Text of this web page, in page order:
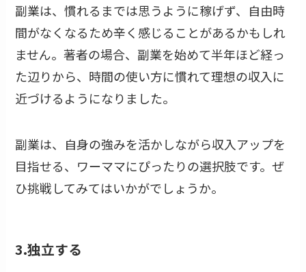
副業は、慣れるまでは思うように稼げず、自由時
間がなくなるため辛く感じることがあるかもしれ
ません。著者の場合、副業を始めて半年ほど経っ
た辺りから、時間の使い方に慣れて理想の収入に
近づけるようになりました。
副業は、自身の強みを活かしながら収入アップを
目指せる、ワーママにぴったりの選択肢です。ぜ
ひ挑戦してみてはいかがでしょうか。
3.独立する